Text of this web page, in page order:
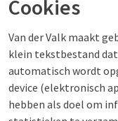
Cookies
Van der Valk maakt
klein tekstbestand
automatisch wordt
device (elektronisch
hebben als doel om